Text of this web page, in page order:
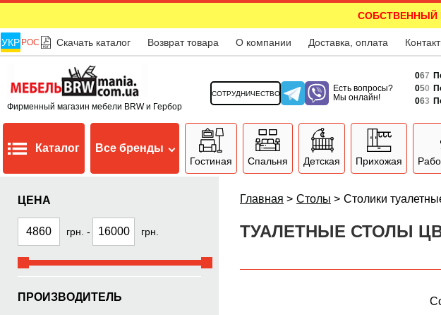
СОБСТВЕННЫЙ
УКР РОС Скачать каталог Возврат товара О компании Доставка, оплата
Фирменный магазин мебели BRW и Гербор
СОТРУДНИЧЕСТВО
Есть вопросы?
Мы онлайн!
067
050
063
Каталог Все бренды
Гостиная Спальня Детская Прихожая
Главная > Столы > Столики
ТУАЛЕТНЫЕ СТОЛЫ
ЦЕНА
грн. - грн.
ПРОИЗВОДИТЕЛЬ